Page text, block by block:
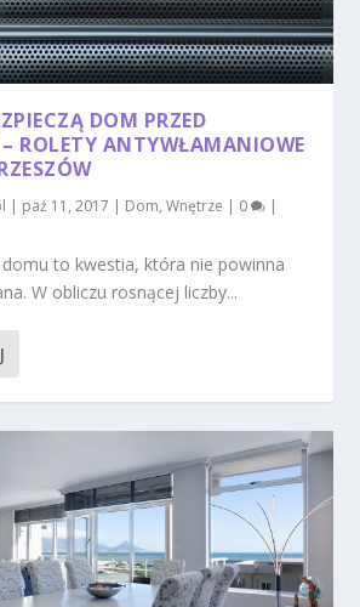
DOM PRZED
ROLETY ANTYWŁAMANIOWE
| paź 11, 2017 | Dom,Wnętrze | 0 |
to kwestia, która nie powinna
W obliczu rosnącej liczby...